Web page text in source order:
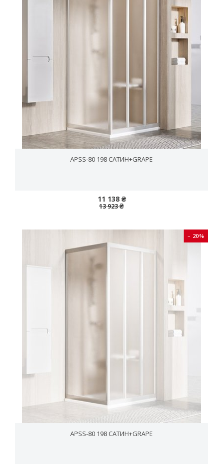
APSS-80 198 САТИН+GRAPE
11 138 ₴
13 923 ₴
− 20%
APSS-80 198 САТИН+GRAPE